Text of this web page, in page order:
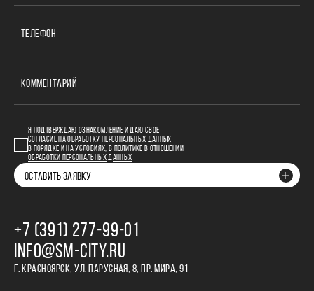
ТЕЛЕФОН
КОММЕНТАРИЙ
Я ПОДТВЕРЖДАЮ ОЗНАКОМЛЕНИЕ И ДАЮ СВОЕ
СОГЛАСИЕ НА ОБРАБОТКУ ПЕРСОНАЛЬНЫХ ДАННЫХ
В ПОРЯДКЕ И НА УСЛОВИЯХ, В
ПОЛИТИКЕ В ОТНОШЕНИИ
ОБРАБОТКИ ПЕРСОНАЛЬНЫХ ДАННЫХ
ОСТАВИТЬ ЗАЯВКУ
+7 (391) 277‒99‒01
INFO@SM-CITY.RU
Г. КРАСНОЯРСК, УЛ. ПАРУСНАЯ, 8, ПР. МИРА, 91